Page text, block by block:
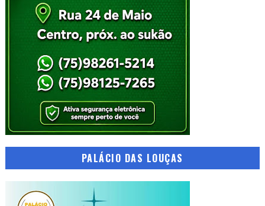
PALÁCIO DAS LOUÇAS